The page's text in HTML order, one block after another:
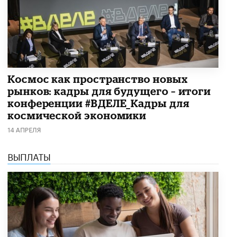
Космос как пространство новых
рынков: кадры для будущего – итоги
конференции #ВДЕЛЕ_Кадры для
космической экономики
14 АПРЕЛЯ
ВЫПЛАТЫ